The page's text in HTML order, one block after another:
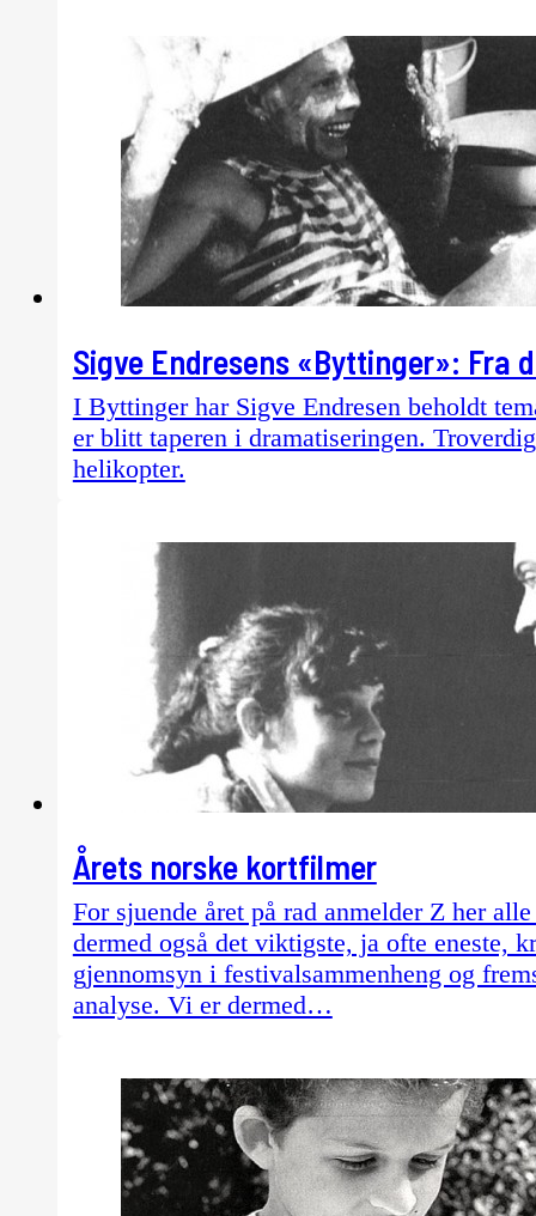
Sigve Endresens «Byttinger»:
I Byttinger har Sigve Endresen beholdt
er blitt taperen i dramatiseringen.
helikopter.
Årets norske kortfilmer
For sjuende året på rad anmelder Z her
dermed også det viktigste, ja ofte eneste,
gjennomsyn i festivalsammenheng og
analyse. Vi er dermed…